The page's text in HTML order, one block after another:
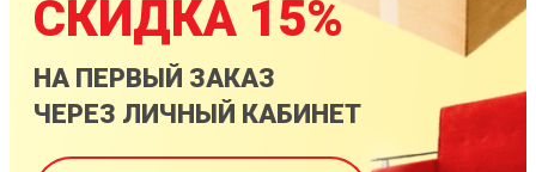
СКИДКА 15%
НА ПЕРВЫЙ ЗАКАЗ
ЧЕРЕЗ ЛИЧНЫЙ КАБИНЕТ